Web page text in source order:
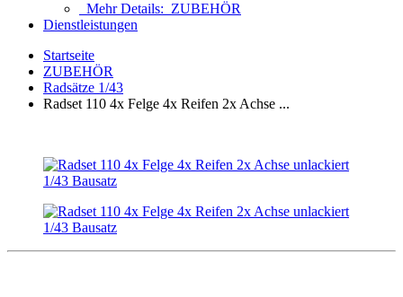
Mehr Details: ZUBEHÖR
Dienstleistungen
Startseite
ZUBEHÖR
Radsätze 1/43
Radset 110 4x Felge 4x Reifen 2x Achse ...